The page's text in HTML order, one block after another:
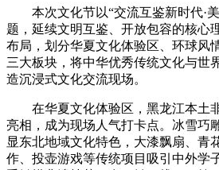
本次文化节以“交流互鉴新时代·美
题，延续文明互鉴、开放包容的核心
布局，划分华夏文化体验区、环球风
三大板块，将中华优秀传统文化与世
造沉浸式文化交流现场。
在华夏文化体验区，黑龙江本土
亮相，成为现场人气打卡点。冰雪巧
显东北地域文化特色，大漆飘扇、青
作、投壶游戏等传统项目吸引中外学